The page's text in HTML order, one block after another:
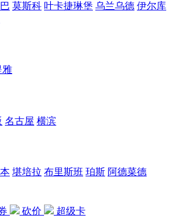
莫斯科 叶卡捷琳堡 乌兰乌德 伊尔库
雅
名古屋 横滨
堪培拉 布里斯班 珀斯 阿德菜德
砍价
超级卡